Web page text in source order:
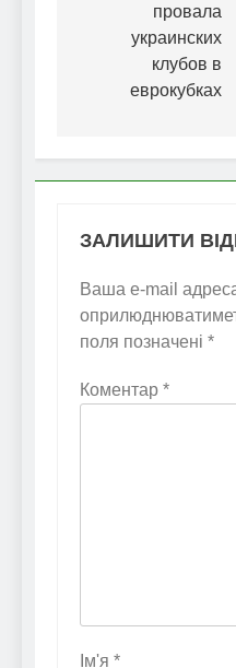
провала
украинских
клубов в
еврокубках
ЗАЛИШИТИ
Ваша e-mail
поля позначені *
Коментар *
Ім'я *